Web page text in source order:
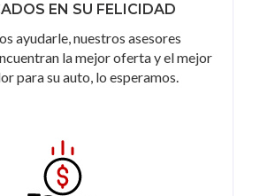
EN SU FELICIDAD
ayudarle, nuestros asesores
la mejor oferta y el mejor
para su auto, lo esperamos.